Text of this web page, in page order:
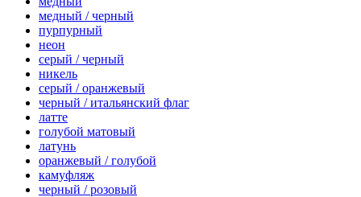
медный / черный
пурпурный
неон
серый / черный
никель
серый / оранжевый
черный / итальянский флаг
латте
голубой матовый
латунь
оранжевый / голубой
камуфляж
черный / розовый